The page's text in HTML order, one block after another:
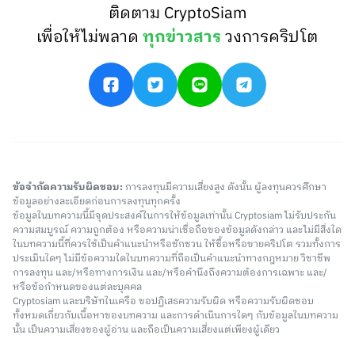
ติดตาม CryptoSiam
เพื่อให้ไม่พลาดทุกข่าวสารวงการคริปโต
ข้อจำกัดความรับผิดชอบ: การลงทุนมีความเสี่ยงสูง ดังนั้น ผู้ลงทุนควรศึกษา
ข้อมูลอย่างละเอียดก่อนการลงทุนทุกครั้ง
ข้อมูลในบทความนี้มีจุดประสงค์ในการให้ข้อมูลเท่านั้น Cryptosiam ไม่รับประกัน
ความสมบูรณ์ ความถูกต้อง หรือความน่าเชื่อถือของข้อมูลดังกล่าว และไม่มีสิ่งใด
ในบทความนี้ที่ควรใช้เป็นคำแนะนำหรือชักชวน ให้ซื้อหรือขายคริปโต รวมทั้งการ
ประเมินใดๆ ไม่มีข้อความใดในบทความที่ถือเป็นคำแนะนำทางกฎหมาย วิชาชีพ
การลงทุน และ/หรือทางการเงิน และ/หรือคำนึงถึงความต้องการเฉพาะ และ/
หรือข้อกำหนดของแต่ละบุคคล
Cryptosiam และบริษัทในเครือ ขอปฏิเสธความรับผิด หรือความรับผิดชอบ
ทั้งหมดเกี่ยวกับเนื้อหาของบทความ และการดำเนินการใดๆ กับข้อมูลในบทความ
นั้น เป็นความเสี่ยงของผู้อ่าน และถือเป็นความเสี่ยงแต่เพียงผู้เดียว